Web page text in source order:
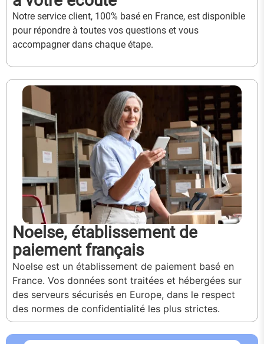
Notre service client, 100% basé en France, est disponible
pour répondre à toutes vos questions et vous
accompagner dans chaque étape.
Noelse, établissement de
paiement français
Noelse est un établissement de paiement basé en
France. Vos données sont traitées et hébergées sur
des serveurs sécurisés en Europe, dans le respect
des normes de confidentialité les plus strictes.